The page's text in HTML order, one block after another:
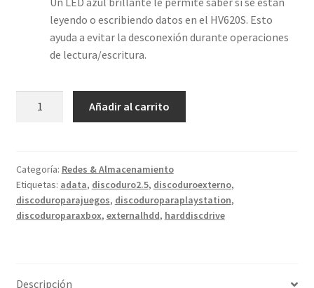
leyendo o escribiendo datos en el HV620S. Esto
ayuda a evitar la desconexión durante operaciones
de lectura/escritura.
1
TB
cantidad
Añadir al carrito
Categoría: Redes & Almacenamiento
Etiquetas: adata, discoduro2.5, discoduroexterno,
discoduroparajuegos, discoduroparaplaystation,
discoduroparaxbox, externalhdd, harddiscdrive
Descripción